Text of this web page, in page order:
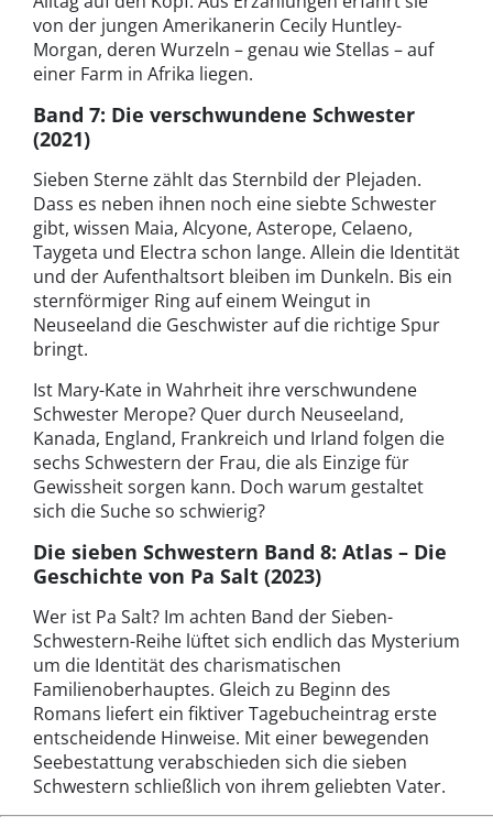
von der jungen Amerikanerin Cecily Huntley-
Morgan, deren Wurzeln – genau wie Stellas – auf
einer Farm in Afrika liegen.
Band 7: Die verschwundene Schwester
(2021)
Sieben Sterne zählt das Sternbild der Plejaden.
Dass es neben ihnen noch eine siebte Schwester
gibt, wissen Maia, Alcyone, Asterope, Celaeno,
Taygeta und Electra schon lange. Allein die Identität
und der Aufenthaltsort bleiben im Dunkeln. Bis ein
sternförmiger Ring auf einem Weingut in
Neuseeland die Geschwister auf die richtige Spur
bringt.
Ist Mary-Kate in Wahrheit ihre verschwundene
Schwester Merope? Quer durch Neuseeland,
Kanada, England, Frankreich und Irland folgen die
sechs Schwestern der Frau, die als Einzige für
Gewissheit sorgen kann. Doch warum gestaltet
sich die Suche so schwierig?
Die sieben Schwestern Band 8: Atlas – Die
Geschichte von Pa Salt (2023)
Wer ist Pa Salt? Im achten Band der Sieben-
Schwestern-Reihe lüftet sich endlich das Mysterium
um die Identität des charismatischen
Familienoberhauptes. Gleich zu Beginn des
Romans liefert ein fiktiver Tagebucheintrag erste
entscheidende Hinweise. Mit einer bewegenden
Seebestattung verabschieden sich die sieben
Schwestern schließlich von ihrem geliebten Vater.